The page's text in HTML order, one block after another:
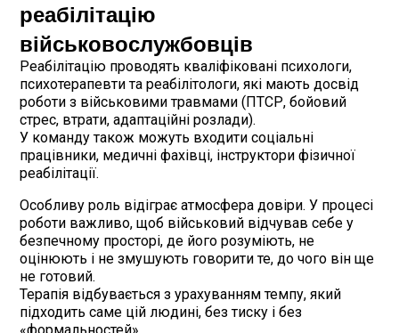
реабілітацію
військовослужбовців
Реабілітацію проводять кваліфіковані психологи,
психотерапевти та реабілітологи, які мають досвід
роботи з військовими травмами (ПТСР, бойовий
стрес, втрати, адаптаційні розлади).
У команду також можуть входити соціальні
працівники, медичні фахівці, інструктори фізичної
реабілітації.
Особливу роль відіграє атмосфера довіри. У процесі
роботи важливо, щоб військовий відчував себе у
безпечному просторі, де його розуміють, не
оцінюють і не змушують говорити те, до чого він ще
не готовий.
Терапія відбувається з урахуванням темпу, який
підходить саме цій людині, без тиску і без